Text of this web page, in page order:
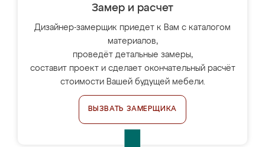
Замер и расчет
Дизайнер-замерщик приедет к Вам с каталогом
материалов,
проведёт детальные замеры,
составит проект и сделает окончательный расчёт
стоимости Вашей будущей мебели.
ВЫЗВАТЬ ЗАМЕРЩИКА